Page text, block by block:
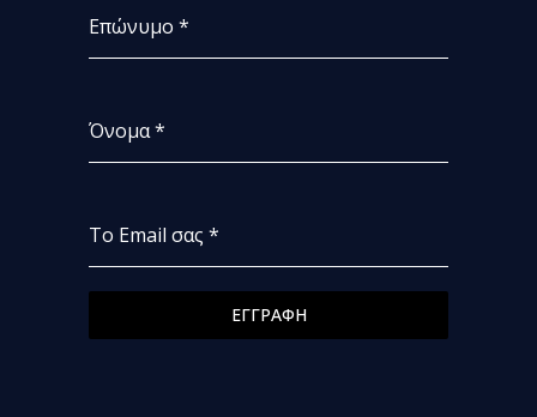
Επώνυμο *
Όνομα*
Το Email σας *
ΕΓΓΡΑΦΗ